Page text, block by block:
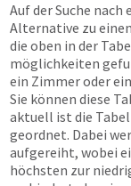
Auf der Suche
Alternative zu
die oben in der
möglichkeiten
ein Zimmer oder
Sie können diese
aktuell ist die
geordnet. Dabei
aufgereiht, wobei
höchsten zur